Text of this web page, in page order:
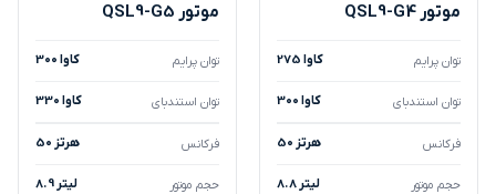
موتور QSL9-G4
توان پرایم 275 کاوا
توان استندبای 300 کاوا
فرکانس 50 هرتز
حجم موتور 8.8 لیتر
موتور QSL9-G5
توان پرایم 300 کاوا
توان استندبای 330 کاوا
فرکانس 50 هرتز
حجم موتور 8.9 لیتر